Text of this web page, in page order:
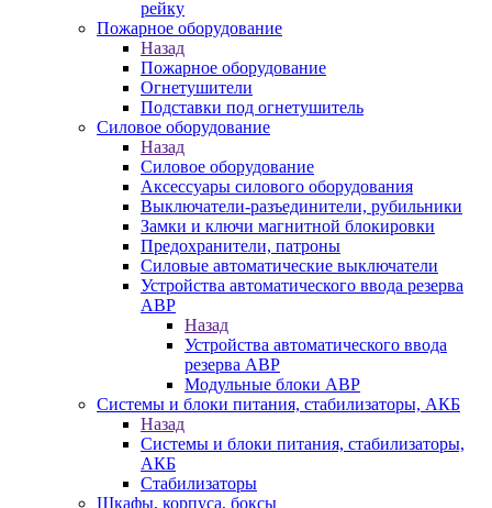
рейку
Пожарное оборудование
Назад
Пожарное оборудование
Огнетушители
Подставки под огнетушитель
Силовое оборудование
Назад
Силовое оборудование
Аксессуары силового оборудования
Выключатели-разъединители, рубильники
Замки и ключи магнитной блокировки
Предохранители, патроны
Силовые автоматические выключатели
Устройства автоматического ввода резерва
АВР
Назад
Устройства автоматического ввода
резерва АВР
Модульные блоки АВР
Системы и блоки питания, стабилизаторы, АКБ
Назад
Системы и блоки питания, стабилизаторы,
АКБ
Стабилизаторы
Шкафы, корпуса, боксы